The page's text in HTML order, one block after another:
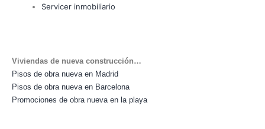
Servicer inmobiliario
Viviendas de nueva construcción…
Pisos de obra nueva en Madrid
Pisos de obra nueva en Barcelona
Promociones de obra nueva en la playa